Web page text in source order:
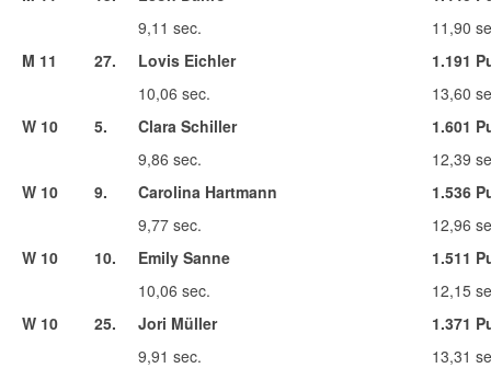
9,11 sec.
11,90
M 11
27. Lovis Eichler
1.191
10,06 sec.
13,60
W 10
5. Clara Schiller
1.601
9,86 sec.
12,39
W 10
9. Carolina Hartmann
1.536
9,77 sec.
12,96
W 10
10. Emily Sanne
1.511
10,06 sec.
12,15
W 10
25. Jori Müller
1.371
9,91 sec.
13,31